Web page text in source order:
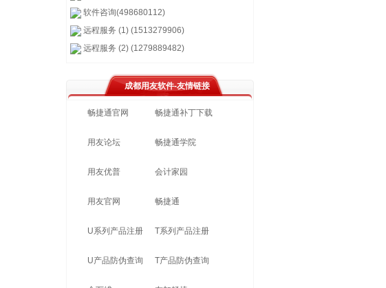
软件咨询(498680112)
远程服务 (1) (1513279906)
远程服务 (2) (1279889482)
成都用友软件-友情链接
畅捷通官网 畅捷通补丁下载
用友论坛 畅捷通学院
用友优普 会计家园
用友官网 畅捷通
U系列产品注册 T系列产品注册
U产品防伪查询 T产品防伪查询